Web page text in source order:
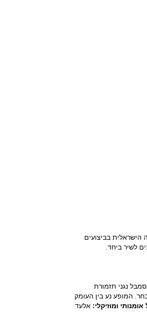
הישראלית בביצועים
לשיר ביחד.
נגני תזמורת
אלבחר. המופע נע בין העומק
אומנותי ומוזיקלי: אלעד